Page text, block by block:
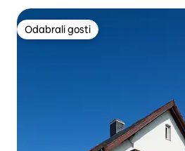
Odabrali gosti
Odabrali gosti